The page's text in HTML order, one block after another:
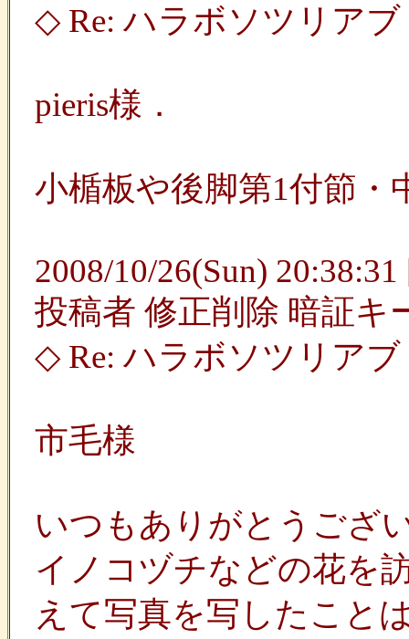
◇ Re: ハラボソツリア
pieris様．
小楯板や後脚第1付節
2008/10/26(Sun)
投稿者 修正削除 暗証キ
◇ Re: ハラボソツリアブ
市毛様
いつもありがとうござ
イノコヅチなどの花を
えて写真を写したこと